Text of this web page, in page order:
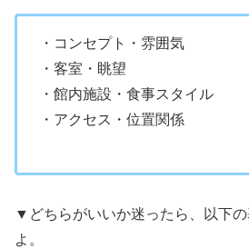
・コンセプト・雰囲気
・客室・眺望
・館内施設・食事スタイル
・アクセス・位置関係
▼どちらがいいか迷ったら、以下
よ。